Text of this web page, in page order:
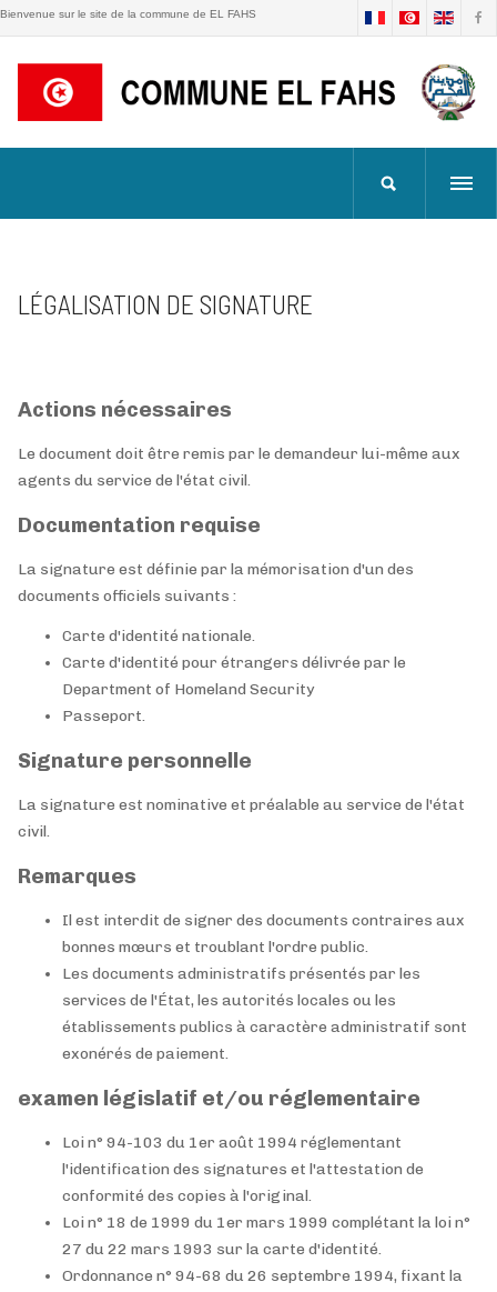
Bienvenue sur le site de la commune de EL FAHS
LÉGALISATION DE SIGNATURE
Actions nécessaires
Le document doit être remis par le demandeur lui-même aux
agents du service de l'état civil.
Documentation requise
La signature est définie par la mémorisation d'un des
documents officiels suivants :
Carte d'identité nationale.
Carte d'identité pour étrangers délivrée par le
Department of Homeland Security
Passeport.
Signature personnelle
La signature est nominative et préalable au service de l'état
civil.
Remarques
Il est interdit de signer des documents contraires aux
bonnes mœurs et troublant l'ordre public.
Les documents administratifs présentés par les
services de l'État, les autorités locales ou les
établissements publics à caractère administratif sont
exonérés de paiement.
examen législatif et/ou réglementaire
Loi n° 94-103 du 1er août 1994 réglementant
l'identification des signatures et l'attestation de
conformité des copies à l'original.
Loi n° 18 de 1999 du 1er mars 1999 complétant la loi n°
27 du 22 mars 1993 sur la carte d'identité.
Ordonnance n° 94-68 du 26 septembre 1994, fixant la